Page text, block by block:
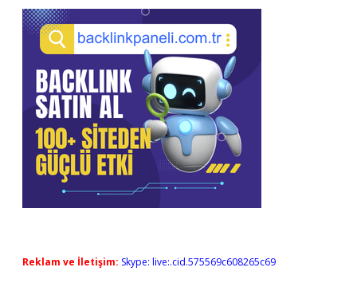
Reklam ve İletişim: Skype: live:.cid.575569c608265c69